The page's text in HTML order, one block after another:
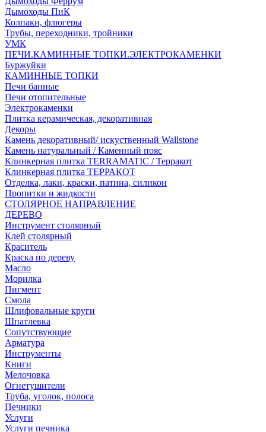
Дымоходы ПиК
Колпаки, флюгеры
Трубы, переходники, тройники
УМК
ПЕЧИ.КАМИННЫЕ ТОПКИ.ЭЛЕКТРОКАМЕНКИ
Буржуйки
КАМИННЫЕ ТОПКИ
Печи банные
Печи отопительные
Электрокаменки
Плитка керамическая, декоративная
Декоры
Камень декоративный/ искуственный Wallstone
Камень натуральный / Каменный пояс
Клинкерная плитка TERRAMATIC / Терракот
Клинкерная плитка ТЕРРАКОТ
Отделка, лаки, краски, патина, силикон
Пропитки и жидкости
СТОЛЯРНОЕ НАПРАВЛЕНИЕ
ДЕРЕВО
Инструмент столярный
Клей столярный
Краситель
Краска по дереву
Масло
Морилка
Пигмент
Смола
Шлифовальные круги
Шпатлевка
Сопутствующие
Арматура
Инструменты
Книги
Мелочовка
Огнетушители
Труба, уголок, полоса
Печники
Услуги
Услуги печника